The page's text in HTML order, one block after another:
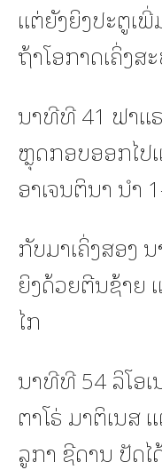
ແຕ່ຍັງຍິງປະຕູເ
ຖ້າໂອກາດເຄິ່ງສ
ນາທີທີ 41 ຟາແ
ຫຼຸດກອບອອກໄປ
ອາເຈນຕິນາ ນຳ
ກັບມາເຄິ່ງສອງ
ຍິງດ້ວຍຕີນຊ້າຍ
ໄກ
ນາທີທີ 54 ລິໂອເ
ຕາໂຣ່ ມາຕິເນສ
ລູກາ ຊີດານ ປັດໄ